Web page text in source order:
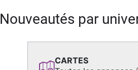
Nouveautés par
CARTES